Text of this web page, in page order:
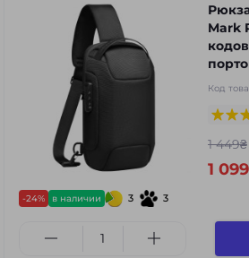
-24% в наличии 3 3
Mark
Код
1 449₴
1